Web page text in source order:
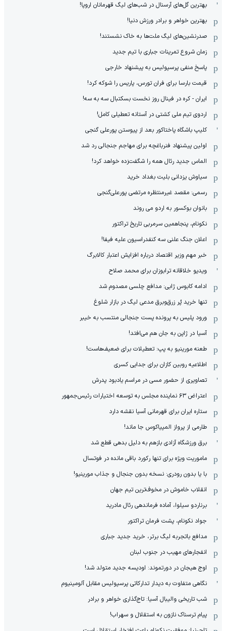
بهترین گل‌های آرسنال در شب‌های لیگ قهرمانان اروپا!
بهترین خواهر و برادر ورزش دنیا!
صدرنشین‌های لیگ ملت‌ها به خاک نشستند!
زمان شروع تمرینات جباری با تیم جدید
پاسخ منفی پرسپولیس به پیشنهاد خارجی
قیمت بارسا برای فران تورس، پاریس را شوکه کرد!
ایران - کره در فینال روز نخست بسکتبال سه به سه!
اردوی تیم ملی کشتی در آستانه تعطیلی کامل!
کلیپ باشگاه پاختاکور بعد از پیوستن پورعلی گنجی
اولین پیشنهاد فنرباغچه برای مهاجم جنجالی رد شد
الماس جدید رئال همه را شگفت‌زده خواهد کرد!
سیاوش یزدانی بلیت بغداد خرید
رسمی: مقصد غیرمنتظره مرتضی پورعلی‌گنجی
بانوان بوکسور به اردو می روند
نکونام، پنجاهمین سرمربی تاریخ تراکتور
اعلان جنگ علنی سه کنفدراسیون علیه فیفا!
خبر مهم وزیر اقتصاد درباره افزایش اعتبار کالابرگ
ویدیو خلاقانه ترابوزان برای محمد صلاح
ادامه کابوس ژابی: مدافع چلسی مصدوم شد
تنها خرید پُر زرق‌وبرق مدعی لیگ در بازار شلوغ
ورود پلیس به پرونده پست جنجالی منتسب به خیبر
آسیا در ژاپن به جان هم می‌افتد!
طعنه مورینیو به پپ: تعطیلات برای ضعیف‌هاست!
اطلاعیه روبین کازان برای جدایی کسری
تصاویری از حضور مسی در مراسم یادبود پدرش
اعتراض ۶۳ نماینده مجلس به توسعه اختیارات رئیس‌جمهور
ستاره ایران برای قهرمانی آسیا نقشه دارد
طارمی از پرواز المپیاکوس جا ماند!
برق ورزشگاه آزادی بازهم به دلیل بدهی قطع شد
ماموریت ویژه برای تنها رکورد باقی مانده در فوتسال
با یا بدون رودری: نسخه بدون جنجال و جذاب مورینیو!
انقلاب خاموش در مخوف‌‌ترین تیم جهان
برناردو سیلوا، آماده فرماندهی رئال مادرید
جواد نکونام، پشت فرمان تراکتور
مدافع باتجربه لیگ برتر، خرید جدید جباری
انفجارهای مهیب در جنوب لبنان
اوج هیجان در دورتموند: اودیسه جدید متولد شد!
نگاهی متفاوت به دیدار تدارکاتی پرسپولیس مقابل آلومینیوم
شب تاریخی والیبال آسیا: تاج‌گذاری خواهر و برادر
پیام ترسناک نازون به استقلال و سهراب!